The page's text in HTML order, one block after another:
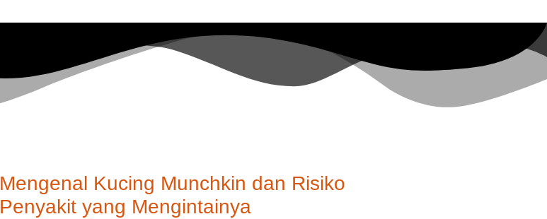
Mengenal Kucing Munchkin dan Risiko
Penyakit yang Mengintainya